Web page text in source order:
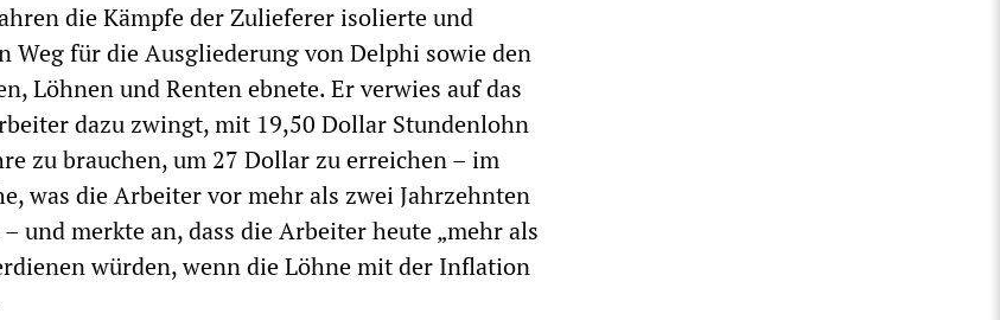
die Kämpfe der Zulieferer isolierte und
Weg für die Ausgliederung von Delphi sowie den
Löhnen und Renten ebnete. Er verwies auf das
dazu zwingt, mit 19,50 Dollar Stundenlohn
zu brauchen, um 27 Dollar zu erreichen – im
was die Arbeiter vor mehr als zwei Jahrzehnten
und merkte an, dass die Arbeiter heute „mehr als
würden, wenn die Löhne mit der Inflation